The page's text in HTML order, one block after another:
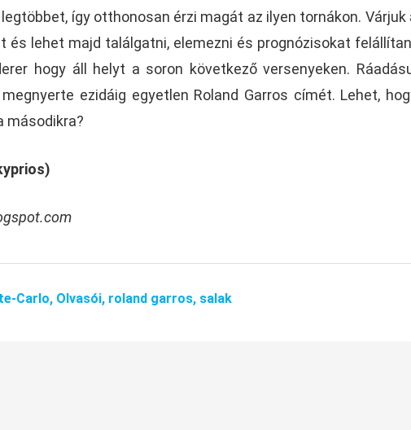
így otthonosan érzi magát az ilyen tornákon. Várjuk
és lehet majd találgatni, elemezni és prognózisokat
hogy áll helyt a soron következő versenyeken.
ezidáig egyetlen Roland Garros címét. Lehet,
másodikra?
Carlo, Olvasói, roland garros, salak